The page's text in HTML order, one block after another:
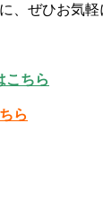
、ぜひお気
こちら
ら